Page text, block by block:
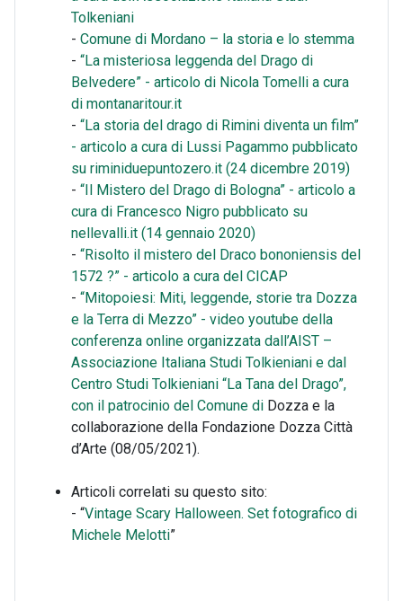
Tolkeniani
- Comune di Mordano – la storia e lo stemma
- “La misteriosa leggenda del Drago di
Belvedere” - articolo di Nicola Tomelli a cura
di montanaritour.it
- “La storia del drago di Rimini diventa un film”
- articolo a cura di Lussi Pagammo pubblicato
su riminiduepuntozero.it (24 dicembre 2019)
- “Il Mistero del Drago di Bologna” - articolo a
cura di Francesco Nigro pubblicato su
nellevalli.it (14 gennaio 2020)
- “Risolto il mistero del Draco bononiensis del
1572 ?” - articolo a cura del CICAP
- “Mitopoiesi: Miti, leggende, storie tra Dozza
e la Terra di Mezzo” - video youtube della
conferenza online organizzata dall’AIST –
Associazione Italiana Studi Tolkieniani e dal
Centro Studi Tolkieniani “La Tana del Drago”,
con il patrocinio del Comune di Dozza e la
collaborazione della Fondazione Dozza Città
d’Arte (08/05/2021).
Articoli correlati su questo sito:
- “Vintage Scary Halloween. Set fotografico di
Michele Melotti”